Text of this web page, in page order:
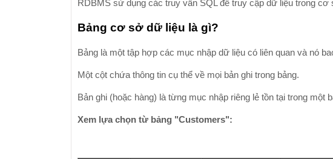
RDBMS sử dụng các truy vấn SQL để truy cập dữ liệu trong cơ
Bảng cơ sở dữ liệu là gì?
Bảng là một tập hợp các mục nhập dữ liệu có liên quan và nó
Một cột chứa thông tin cụ thể về mọi bản ghi trong bảng.
Bản ghi (hoặc hàng) là từng mục nhập riêng lẻ tồn tại trong một
Xem lựa chọn từ bảng "Customers":